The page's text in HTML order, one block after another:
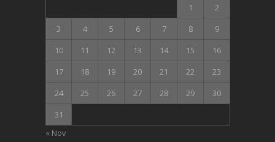
1
2
3
4 5 6 7 8
9
10
11 12 13 14 15
16
17
18 19 20 21 22
23
24
25 26 27 28 29
30
31
« Nov